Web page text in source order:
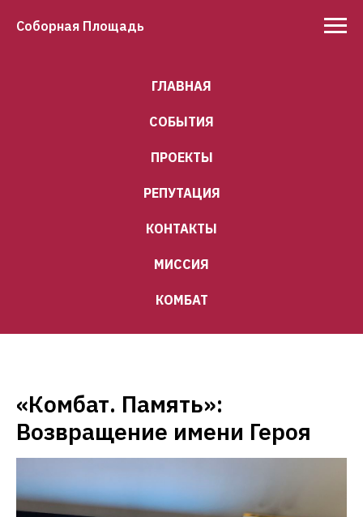
Соборная Площадь
ГЛАВНАЯ
СОБЫТИЯ
ПРОЕКТЫ
РЕПУТАЦИЯ
КОНТАКТЫ
МИССИЯ
КОМБАТ
«Комбат. Память»:
Возвращение имени Героя